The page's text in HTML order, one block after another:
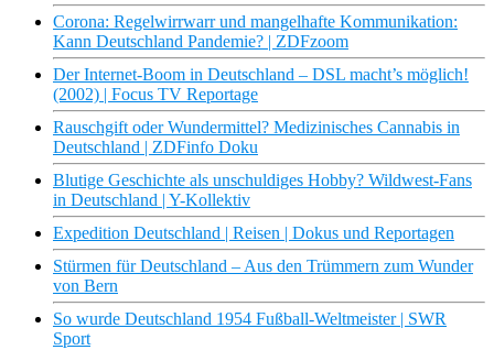
Corona: Regelwirrwarr und mangelhafte Kommunikation:
Kann Deutschland Pandemie? | ZDFzoom
Der Internet-Boom in Deutschland – DSL macht’s möglich!
(2002) | Focus TV Reportage
Rauschgift oder Wundermittel? Medizinisches Cannabis in
Deutschland | ZDFinfo Doku
Blutige Geschichte als unschuldiges Hobby? Wildwest-Fans
in Deutschland | Y-Kollektiv
Expedition Deutschland | Reisen | Dokus und Reportagen
Stürmen für Deutschland – Aus den Trümmern zum Wunder
von Bern
So wurde Deutschland 1954 Fußball-Weltmeister | SWR
Sport